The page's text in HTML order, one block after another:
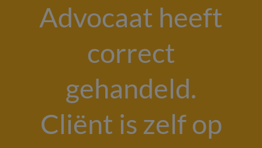
Advocaat heeft
correct
gehandeld.
Cliënt is zelf op